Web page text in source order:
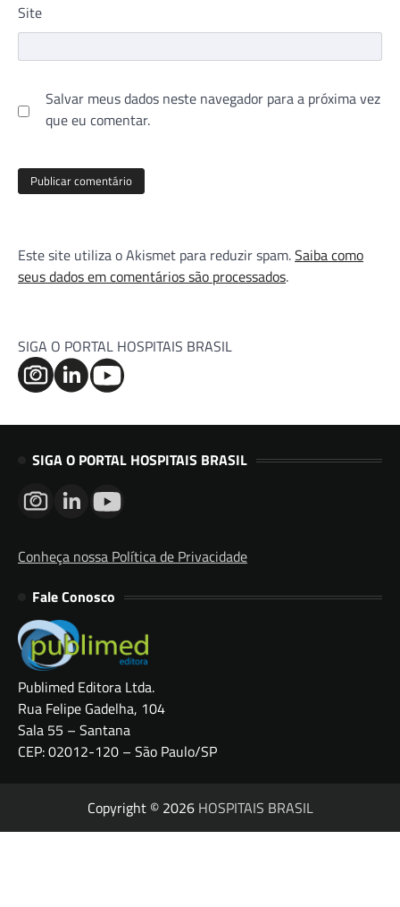
Site
Salvar meus dados neste navegador para a próxima vez
que eu comentar.
Este site utiliza o Akismet para reduzir spam.Saiba como
seus dados em comentários são processados.
SIGA O PORTAL HOSPITAIS BRASIL
SIGA O PORTAL HOSPITAIS BRASIL
Conheça nossa Política de Privacidade
Fale Conosco
Publimed Editora Ltda.
Rua Felipe Gadelha, 104
Sala 55 – Santana
CEP: 02012-120 – São Paulo/SP
Copyright © 2026 HOSPITAIS BRASIL